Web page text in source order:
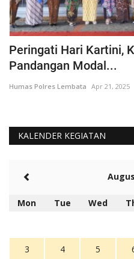
Peringati Hari Kartini,
Pandangan Modal...
Humas Polres Lembata Apr 21, 2025
KALENDER KEGIATAN
Mon Tue Wed
3 4 5